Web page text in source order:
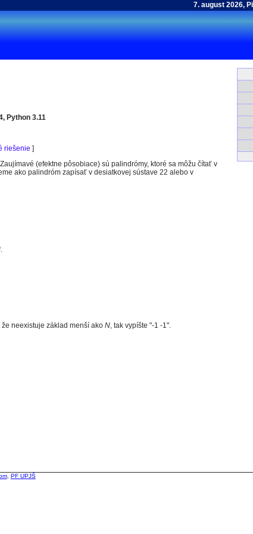
Python 3.11
riešenie ]
(efektne pôsobiace) sú palindrómy, ktoré sa môžu čítať v
ako palindróm zapísať v desiatkovej sústave 22 alebo v
.
neexistuje základ menší ako N, tak vypíšte "-1 -1".
, PF UPJŠ